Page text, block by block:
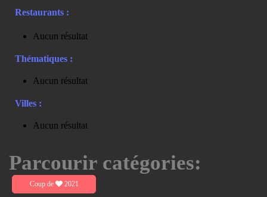
Restaurants :
Aucun résultat
Thématiques :
Aucun résultat
Villes :
Aucun résultat
Parcourir catégories:
Coup de 2021